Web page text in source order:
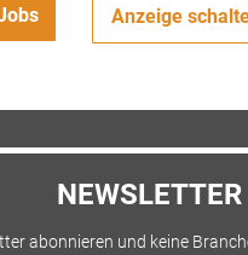
Anzeige
NEWSLETTER
abonnieren und keine